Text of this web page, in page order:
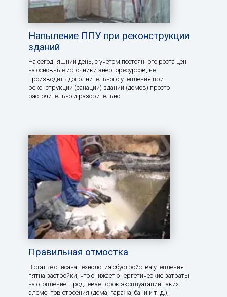
Напыление ППУ при реконструкции
зданий
На сегодняшний день, с учетом постоянного роста цен
на основные источники энергоресурсов, не
производить дополнительного утепления при
реконструкции (санации) зданий (домов) просто
расточительно и разорительно
Правильная отмостка
В статье описана технология обустройства утепления
пятна застройки, что снижает энергетические затраты
на отопление, продлевает срок эксплуатации таких
элементов строения (дома, гаража, бани и т. д.),